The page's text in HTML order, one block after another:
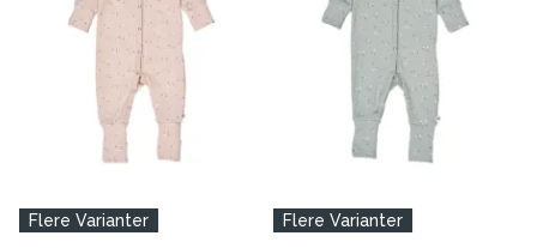
Flere Varianter Flere Varianter